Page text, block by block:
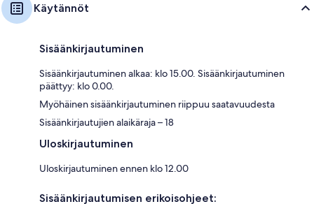
Käytännöt
Sisäänkirjautuminen
Sisäänkirjautuminen alkaa: klo 15.00. Sisäänkirjautuminen
päättyy: klo 0.00.
Myöhäinen sisäänkirjautuminen riippuu saatavuudesta
Sisäänkirjautujien alaikäraja – 18
Uloskirjautuminen
Uloskirjautuminen ennen klo 12.00
Sisäänkirjautumisen erikoisohjeet: